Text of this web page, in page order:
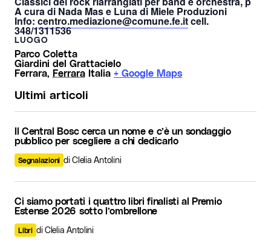
A cura di Nada Mas e Luna di Miele Produzioni
Info: centro.mediazione@comune.fe.itcell.
348/1311536
LUOGO
Parco Coletta
Giardini del Grattacielo
Ferrara, Ferrara Italia + Google Maps
Ultimi articoli
Il Central Bosc cerca un nome e c’è un sondaggio
pubblico per scegliere a chi dedicarlo
Segnalazioni di Clelia Antolini
Ci siamo portati i quattro libri finalisti al Premio
Estense 2026 sotto l’ombrellone
Libri di Clelia Antolini